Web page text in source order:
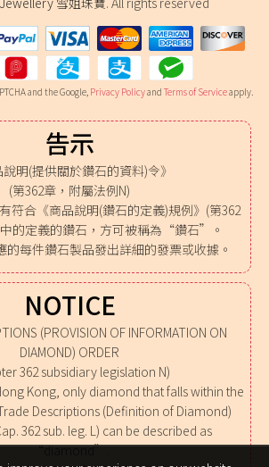
and the Google, Privacy Policyand Terms of Serviceapply.
告示
說明(提供關於鑽石的資料)令》
(第362章，附屬法例N)
符合《商品說明(鑽石的定義)規例》(第362
的定義的鑽石，方可被稱為“鑽石”。
的每件鑽石製品發出詳細的發票或收據。
NOTICE
(PROVISION OF INFORMATION ON
DIAMOND) ORDER
362 subsidiary legislation N)
Kong, only diamond that falls within the
Descriptions (Definition of Diamond)
362 sub. leg. L) can be described as
“diamond”.